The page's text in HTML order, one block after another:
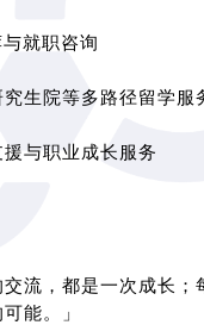
就职咨询
究生院等多路径留学服
与职业成长服务
交流，都是一次成长
能。」